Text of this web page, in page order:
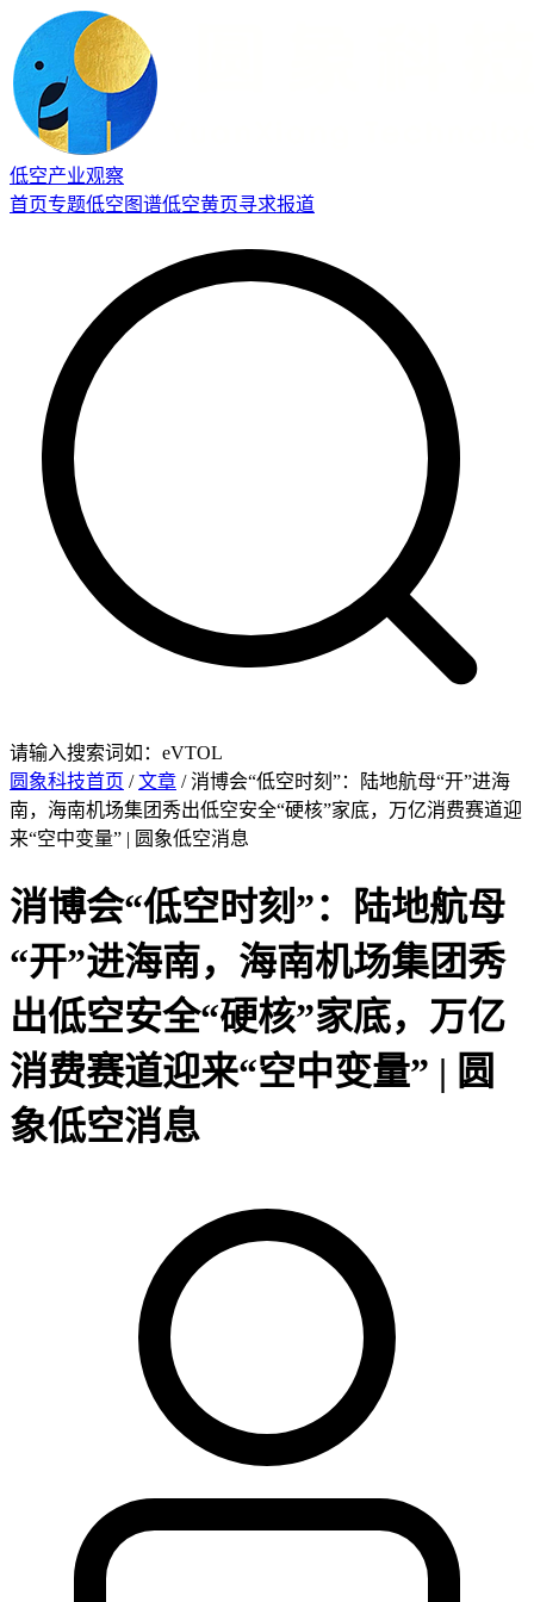
低空产业观察
首页专题低空图谱低空黄页寻求报道
请输入搜索词如：eVTOL
圆象科技首页 /文章 / 消博会“低空时刻”：陆地航母“开”进海
南，海南机场集团秀出低空安全“硬核”家底，万亿消费赛道迎
来“空中变量” | 圆象低空消息
消博会“低空时刻”：陆地航母
“开”进海南，海南机场集团秀
出低空安全“硬核”家底，万亿
消费赛道迎来“空中变量” | 圆
象低空消息